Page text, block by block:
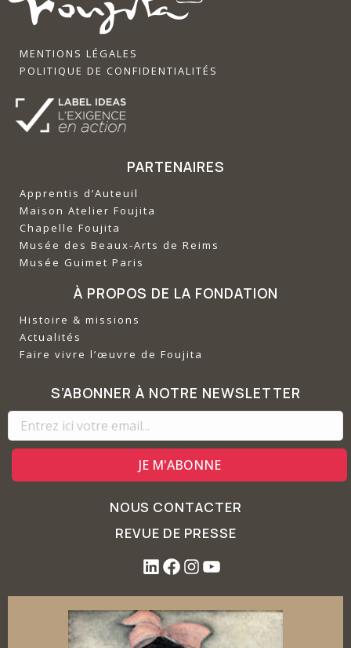
MENTIONS LÉGALES
POLITIQUE DE CONFIDENTIALITÉS
PARTENAIRES
Apprentis d’Auteuil
‍Maison Atelier Foujita
‍Chapelle Foujita
‍Musée des Beaux-Arts de Reims
‍Musée Guimet Paris
À PROPOS DE LA FONDATION
Histoire & missions
Actualités
Faire vivre l’œuvre de Foujita
S’ABONNER À NOTRE NEWSLETTER
NOUS CONTACTER
REVUE DE PRESSE
L
i
F
a
I
n o